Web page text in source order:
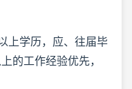
上学历，应、往届毕
的工作经验优先，